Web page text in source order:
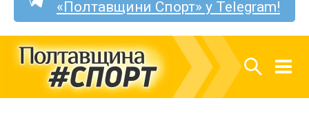
«Полтавщини Спорт» у Telegram!